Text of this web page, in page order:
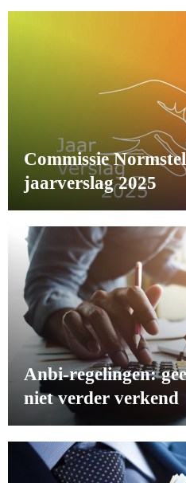
Commissie
jaarverslag 2025
Anbi-regelingen:
niet verder verkend